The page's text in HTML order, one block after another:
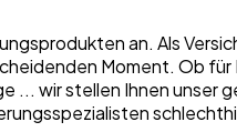
an. Als
Moment. Ob
wir stellen Ihnen unser